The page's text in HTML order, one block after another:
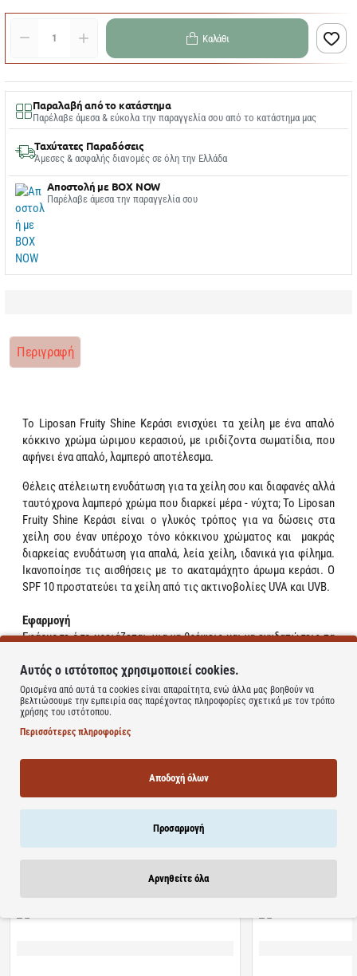
Καλάθι
Παραλαβή από το κατάστημα
Παρέλαβε άμεσα & εύκολα την παραγγελία σου από το κατάστημα μας
Ταχύτατες Παραδόσεις
Άμεσες & ασφαλής διανομές σε όλη την Ελλάδα
Αποστολή με BOX NOW
Παρέλαβε άμεσα την παραγγελία σου
Περιγραφή
Το Liposan Fruity Shine Κεράσι ενισχύει τα χείλη με ένα απαλό
κόκκινο χρώμα ώριμου κερασιού, με ιριδίζοντα σωματίδια, που
αφήνει ένα απαλό, λαμπερό αποτέλεσμα.
Θέλεις ατέλειωτη ενυδάτωση για τα χείλη σου και διαφανές αλλά
ταυτόχρονα λαμπερό χρώμα που διαρκεί μέρα - νύχτα; To Liposan
Fruity Shine Κεράσι είναι ο γλυκός τρόπος για να δώσεις στα
χείλη σου έναν υπέροχο τόνο κόκκινου χρώματος και μακράς
διαρκείας ενυδάτωση για απαλά, λεία χείλη, ιδανικά για φίλημα.
Ικανοποίησε τις αισθήσεις με το ακαταμάχητο άρωμα κεράσι. Ο
SPF 10 προστατεύει τα χείλη από τις ακτινοβολίες UVA και UVB.
Εφαρμογή
Εφάρμοσε όσο χρειάζεται, για να θρέψεις και να ενυδατώσεις τα
και έναν τόνο χρώμα κερασιού.
Συστατικά
Εκχυλίσματα φρούτων, ιριδίζοντα σωματίδια, SPF 10
Σχετικά Προϊόντα Bestsellers Είδατε Πρόσφατα
Αυτός ο ιστότοπος χρησιμοποιεί cookies.
Ορισμένα από αυτά τα cookies είναι απαραίτητα, ενώ άλλα μας βοηθούν να
βελτιώσουμε την εμπειρία σας παρέχοντας πληροφορίες σχετικά με τον τρόπο
χρήσης του ιστότοπου.
Περισσότερες πληροφορίες
Αποδοχή όλων
Προσαρμογή
Αρνηθείτε όλα